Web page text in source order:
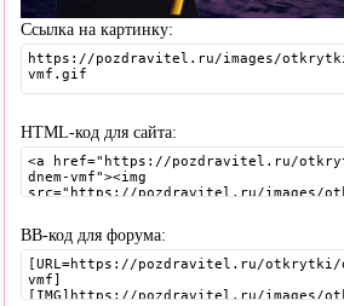
Ссылка на картинку:
HTML-код для сайта:
BB-код для форума: